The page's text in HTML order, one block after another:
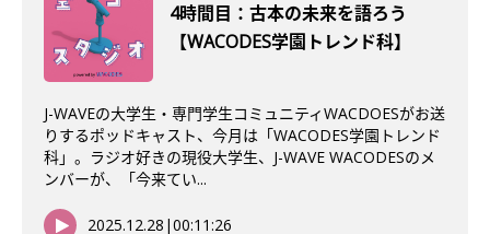
4時間目：古本の未来を語ろう
【WACODES学園トレンド科】
J-WAVEの大学生・専門学生コミュニティWACDOESがお送
りするポッドキャスト、今月は「WACODES学園トレンド
科」。ラジオ好きの現役大学生、J-WAVE WACODESのメ
ンバーが、「今来てい...
2025.12.28 |00:11:26